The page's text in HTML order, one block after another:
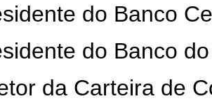
do Banco
do Banco do
da Carteira de